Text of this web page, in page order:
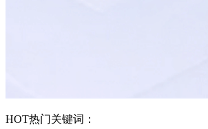
HOT热门关键词：